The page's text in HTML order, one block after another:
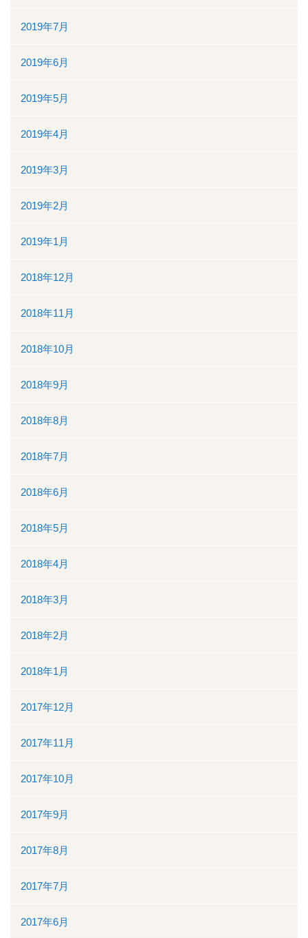
2019年7月
2019年6月
2019年5月
2019年4月
2019年3月
2019年2月
2019年1月
2018年12月
2018年11月
2018年10月
2018年9月
2018年8月
2018年7月
2018年6月
2018年5月
2018年4月
2018年3月
2018年2月
2018年1月
2017年12月
2017年11月
2017年10月
2017年9月
2017年8月
2017年7月
2017年6月